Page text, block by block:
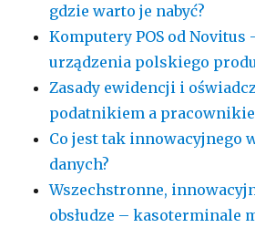
gdzie warto je nabyć?
Komputery POS od Novitus
urządzenia polskiego
Zasady ewidencji i
podatnikiem a
Co jest tak innowacyjnego
danych?
Wszechstronne,
obsłudze – kasoterminale